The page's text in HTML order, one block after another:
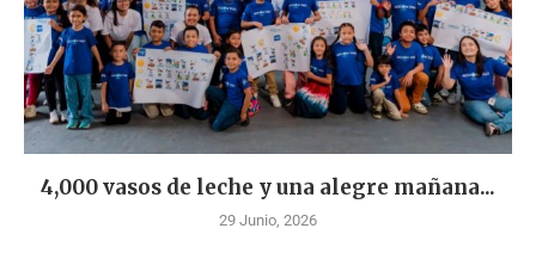
4,000 vasos de leche y una alegre mañana...
29 Junio, 2026